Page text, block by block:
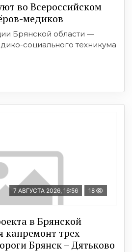
во Всероссийском
медиков
Брянской области —
социального техникума
7 АВГУСТА 2026, 16:56 18
в Брянской
капремонт трех
Брянск – Дятьково